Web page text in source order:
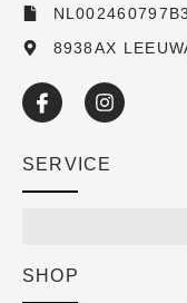
8938AX
SERVICE
SHOP